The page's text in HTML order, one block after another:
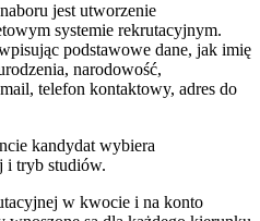
jest utworzenie
systemie rekrutacyjnym.
podstawowe dane, jak imię
narodowość,
telefon kontaktowy, adres do
kandydat wybiera
i tryb studiów.
w kwocie i na konto